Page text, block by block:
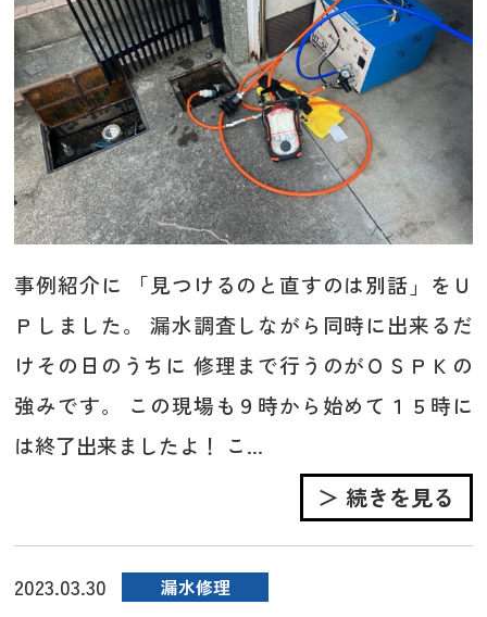
事例紹介に 「見つけるのと直すのは別話」をＵ
Ｐしました。 漏水調査しながら同時に出来るだ
けその日のうちに 修理まで行うのがＯＳＰＫの
強みです。 この現場も９時から始めて１５時に
は終了出来ましたよ！ こ...
＞ 続きを見る
2023.03.30 漏水修理